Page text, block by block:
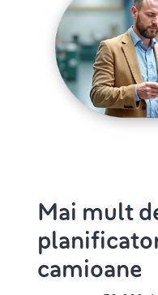
Mai mult
camioane